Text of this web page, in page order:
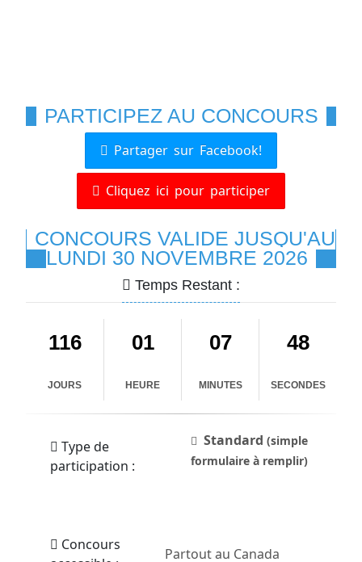
PARTICIPEZ AU CONCOURS
Partager sur Facebook!
Cliquez ici pour participer
CONCOURS VALIDE JUSQU'AU
LUNDI 30 NOVEMBRE 2026
Temps Restant :
116
JOURS
01
HEURE
07
MINUTES
48
SECONDES
Type de
participation :
Standard (simple
formulaire à remplir)
Concours
Partout au Canada